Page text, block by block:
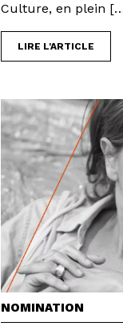
Culture, en plein
LIRE L'ARTICLE
NOMINATION